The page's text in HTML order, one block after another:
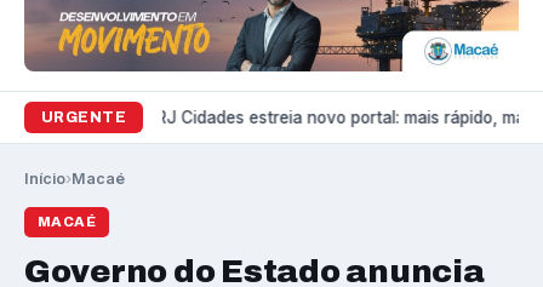
URGENTE
Variedades RJ Cidades estreia novo portal: mais rápido, mais
Início›Macaé
MACAÉ
Governo do Estado anuncia